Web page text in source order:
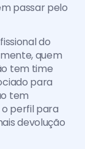
passar pelo
do
quem
tem time
para
tem
perfil para
devolução